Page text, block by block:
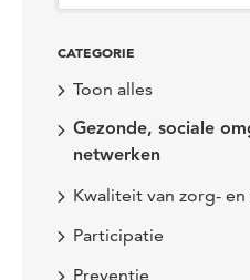
CATEGORIE
Toon alles
Gezonde, sociale
netwerken
Kwaliteit van zorg-
Participatie
Preventie